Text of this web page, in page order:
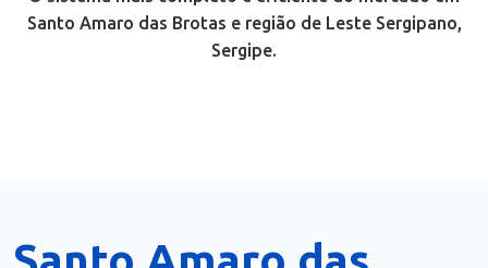
Santo Amaro das Brotas e região de Leste Sergipano,
Sergipe.